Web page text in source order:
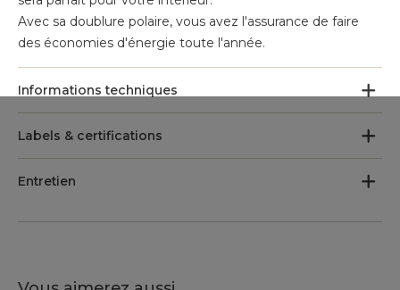
Avec sa doublure polaire, vous avez l'assurance de faire
des économies d'énergie toute l'année.
Informations techniques
Labels & certifications
Entretien